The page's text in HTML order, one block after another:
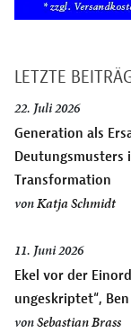
LETZTE
22. Juli 2026
Generation als
Deutungsmusters
Transformation
vonKatja Schmidt
11. Juni 2026
Ekel vor der
ungeskriptet“,
vonSebastian Brass